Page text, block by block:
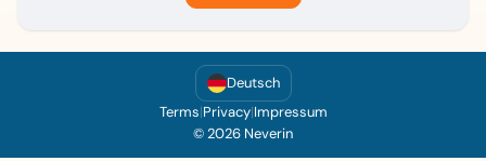
Deutsch
Terms|Privacy|Impressum
© 2026 Neverin